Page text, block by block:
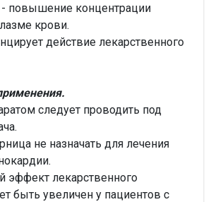
повышение концентрации
крови.
действие лекарственного
следует проводить под
не назначать для лечения
эффект лекарственного
быть увеличен у пациентов с